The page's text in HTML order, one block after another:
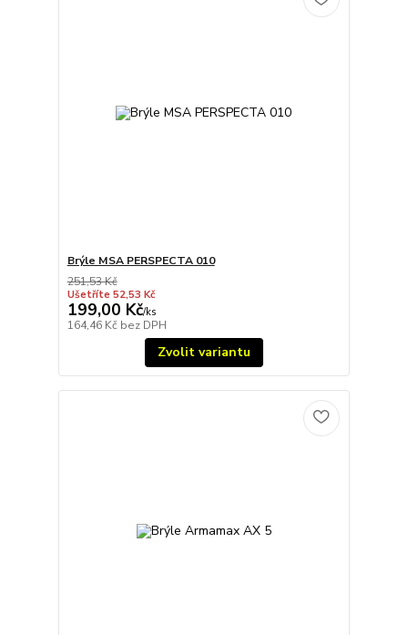
Brýle MSA PERSPECTA 010
251,53 Kč
Ušetříte 52,53 Kč
199,00 Kč/ks
164,46 Kč bez DPH
Zvolit variantu